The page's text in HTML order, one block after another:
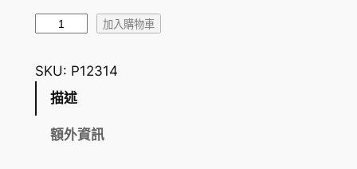
R
o
加入購物車
SKU: P12314
描述
額外資訊